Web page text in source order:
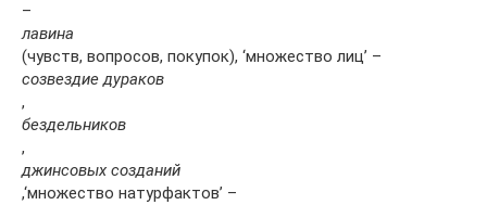
–
лавина
(чувств, вопросов, покупок), ‘множество лиц’ –
созвездие дураков
,
бездельников
,
джинсовых созданий
,‘множество натурфактов’ –